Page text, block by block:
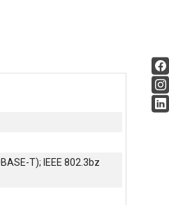
T); IEEE 802.3bz